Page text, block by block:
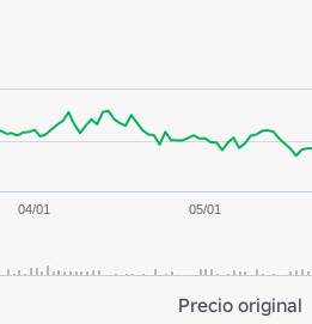
04/01 05/01
Precio original